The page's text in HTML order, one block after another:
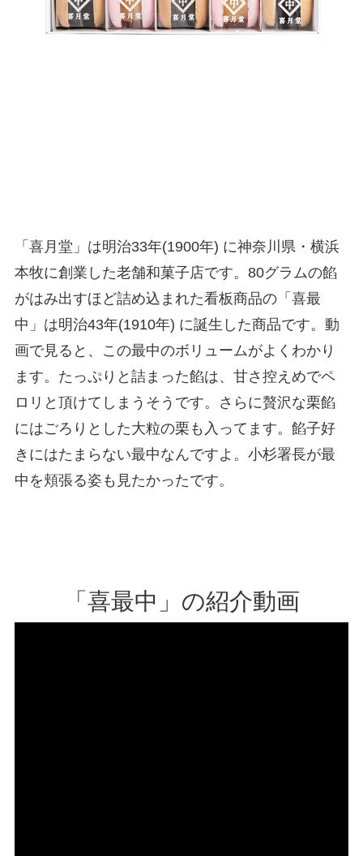
「喜月堂」は明治33年(1900年) に神奈川県・横浜
本牧に創業した老舗和菓子店です。80グラムの餡
がはみ出すほど詰め込まれた看板商品の「喜最
中」は明治43年(1910年) に誕生した商品です。動
画で見ると、この最中のボリュームがよくわかり
ます。たっぷりと詰まった餡は、甘さ控えめでペ
ロリと頂けてしまうそうです。さらに贅沢な栗餡
にはごろりとした大粒の栗も入ってます。餡子好
きにはたまらない最中なんですよ。小杉署長が最
中を頬張る姿も見たかったです。
「喜最中」の紹介動画